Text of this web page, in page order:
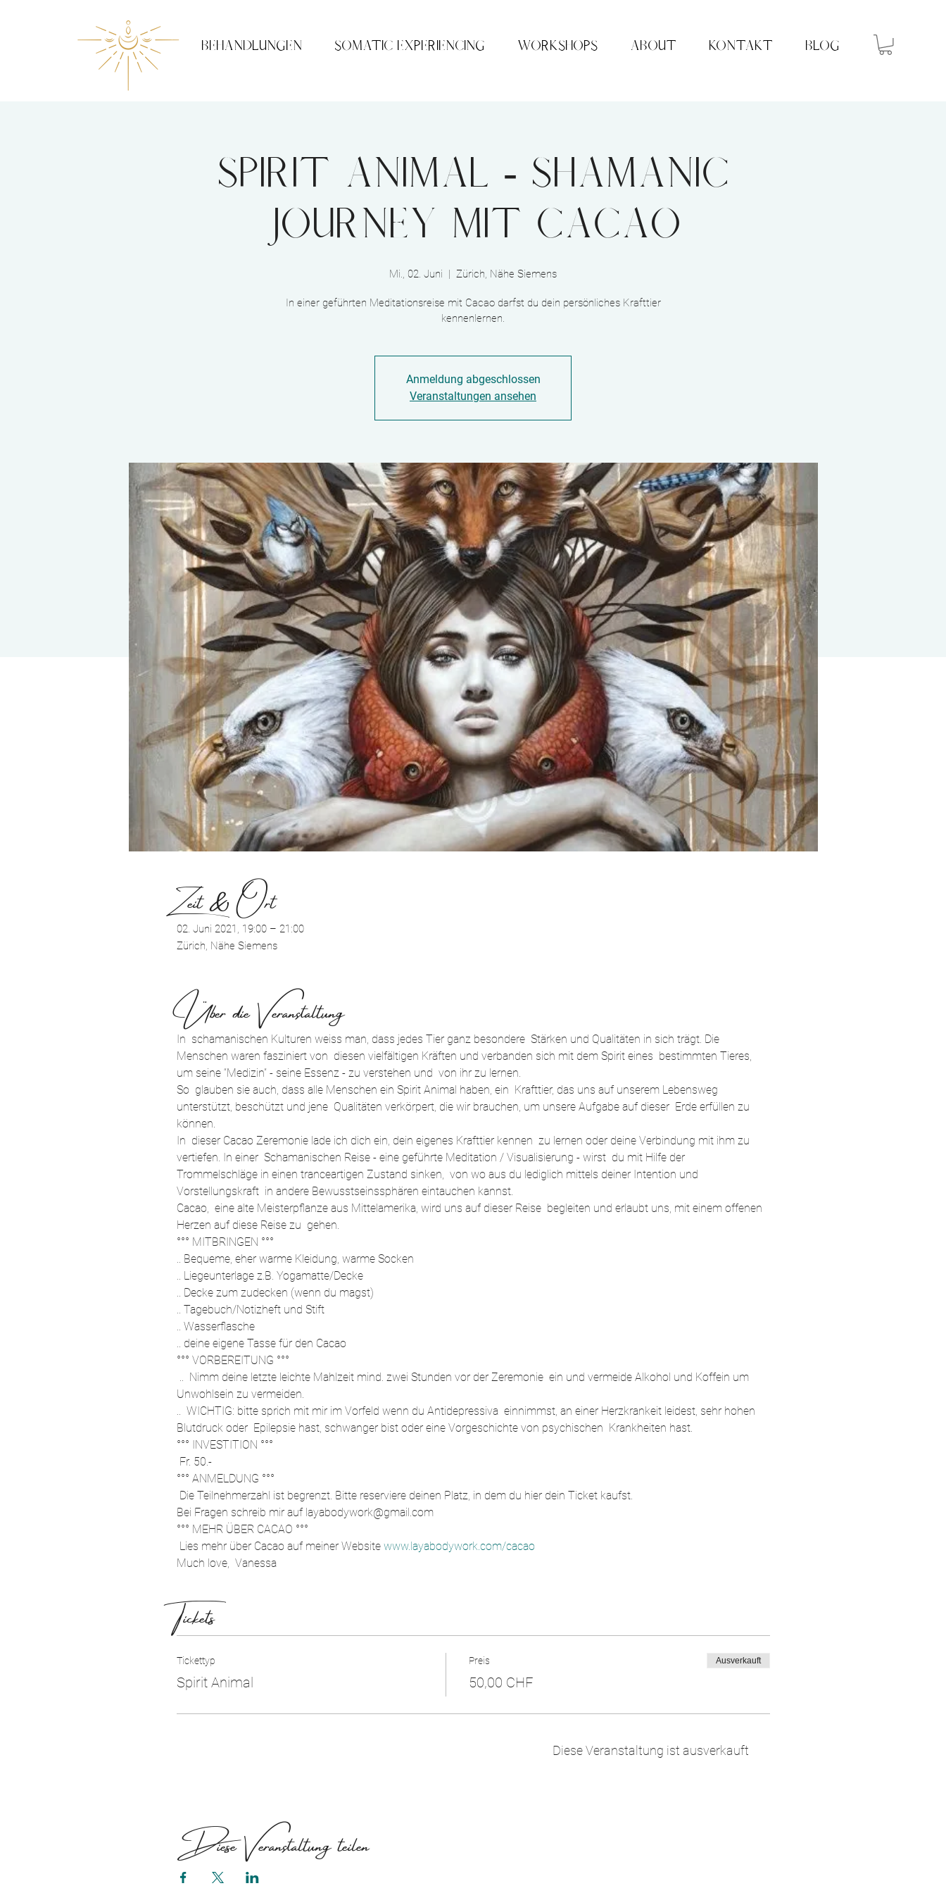
BEHANDLUNGEN SOMATIC EXPERIENCING WORKSHOPS ABOUT KONTAKT BLOG
Spirit Animal - Shamanic
Journey mit Cacao
Mi., 02. Juni
  |
Zürich, Nähe Siemens
In einer geführten Meditationsreise mit Cacao darfst du dein persönliches Krafttier
kennenlernen.
Anmeldung abgeschlossen
Veranstaltungen ansehen
Zeit & Ort
02. Juni 2021, 19:00 – 21:00
Zürich, Nähe Siemens
Über die Veranstaltung
In  schamanischen Kulturen weiss man, dass jedes Tier ganz besondere  Stärken und Qualitäten in sich trägt. Die
Menschen waren fasziniert von  diesen vielfältigen Kräften und verbanden sich mit dem Spirit eines  bestimmten Tieres,
um seine “Medizin” - seine Essenz - zu verstehen und  von ihr zu lernen.
So  glauben sie auch, dass alle Menschen ein Spirit Animal haben, ein  Krafttier, das uns auf unserem Lebensweg
unterstützt, beschützt und jene  Qualitäten verkörpert, die wir brauchen, um unsere Aufgabe auf dieser  Erde erfüllen zu
können.
In  dieser Cacao Zeremonie lade ich dich ein, dein eigenes Krafttier kennen  zu lernen oder deine Verbindung mit ihm zu
vertiefen. In einer  Schamanischen Reise - eine geführte Meditation / Visualisierung - wirst  du mit Hilfe der
Trommelschläge in einen tranceartigen Zustand sinken,  von wo aus du lediglich mittels deiner Intention und
Vorstellungskraft  in andere Bewusstseinssphären eintauchen kannst.
Cacao,  eine alte Meisterpflanze aus Mittelamerika, wird uns auf dieser Reise  begleiten und erlaubt uns, mit einem offenen
Herzen auf diese Reise zu  gehen.
°°° MITBRINGEN °°°
.. Bequeme, eher warme Kleidung, warme Socken
.. Liegeunterlage z.B. Yogamatte/Decke
.. Decke zum zudecken (wenn du magst)
.. Tagebuch/Notizheft und Stift
.. Wasserflasche
.. deine eigene Tasse für den Cacao
°°° VORBEREITUNG °°°
..  Nimm deine letzte leichte Mahlzeit mind. zwei Stunden vor der Zeremonie  ein und vermeide Alkohol und Koffein um
Unwohlsein zu vermeiden.
..  WICHTIG: bitte sprich mit mir im Vorfeld wenn du Antidepressiva  einnimmst, an einer Herzkrankeit leidest, sehr hohen
Blutdruck oder  Epilepsie hast, schwanger bist oder eine Vorgeschichte von psychischen  Krankheiten hast.
°°° INVESTITION °°°
Fr. 50.-
°°° ANMELDUNG °°°
Die Teilnehmerzahl ist begrenzt. Bitte reserviere deinen Platz, in dem du hier dein Ticket kaufst.
Bei Fragen schreib mir auf layabodywork@gmail.com
°°° MEHR ÜBER CACAO °°°
Lies mehr über Cacao auf meiner Website www.layabodywork.com/cacao
Much love,  Vanessa
Tickets
Tickettyp
Spirit Animal
Preis
50,00 CHF
Ausverkauft
Diese Veranstaltung ist ausverkauft
Diese Veranstaltung teilen